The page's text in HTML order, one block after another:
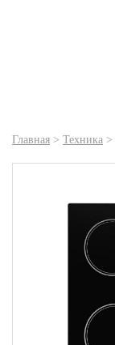
Главная > Техника >